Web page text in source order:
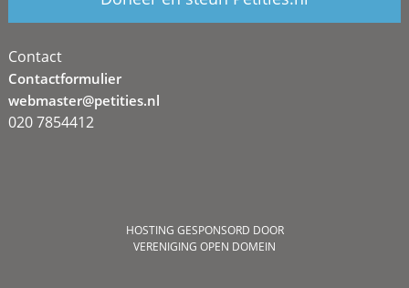
Contact
Contactformulier
webmaster@petities.nl
020 7854412
HOSTING GESPONSORD DOOR
VERENIGING OPEN DOMEIN